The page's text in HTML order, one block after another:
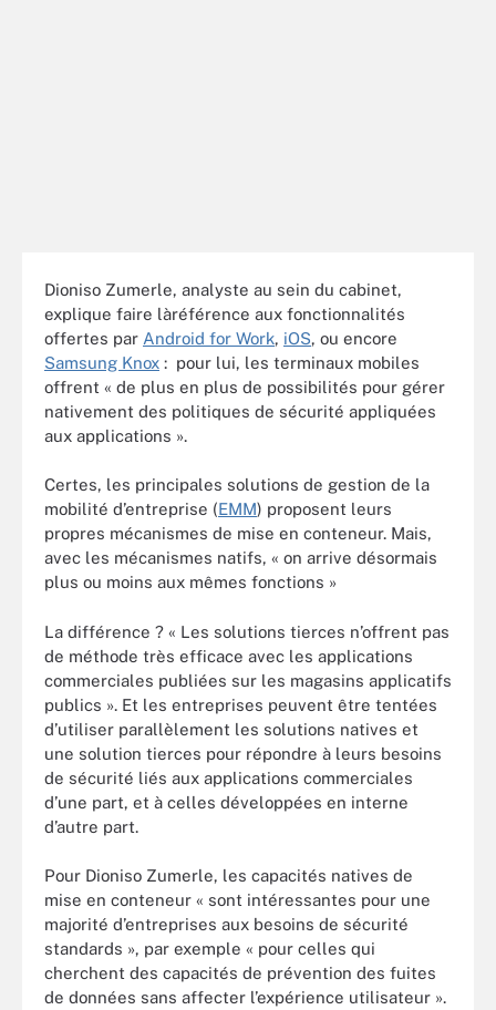
Dioniso Zumerle, analyste au sein du cabinet,
explique faire làréférence aux fonctionnalités
offertes par Android for Work, iOS, ou encore
Samsung Knox : pour lui, les terminaux mobiles
offrent « de plus en plus de possibilités pour gérer
nativement des politiques de sécurité appliquées
aux applications ».
Certes, les principales solutions de gestion de la
mobilité d’entreprise (EMM) proposent leurs
propres mécanismes de mise en conteneur. Mais,
avec les mécanismes natifs, « on arrive désormais
plus ou moins aux mêmes fonctions »
La différence ? « Les solutions tierces n’offrent pas
de méthode très efficace avec les applications
commerciales publiées sur les magasins applicatifs
publics ». Et les entreprises peuvent être tentées
d’utiliser parallèlement les solutions natives et
une solution tierces pour répondre à leurs besoins
de sécurité liés aux applications commerciales
d’une part, et à celles développées en interne
d’autre part.
Pour Dioniso Zumerle, les capacités natives de
mise en conteneur « sont intéressantes pour une
majorité d’entreprises aux besoins de sécurité
standards », par exemple « pour celles qui
cherchent des capacités de prévention des fuites
de données sans affecter l’expérience utilisateur ».